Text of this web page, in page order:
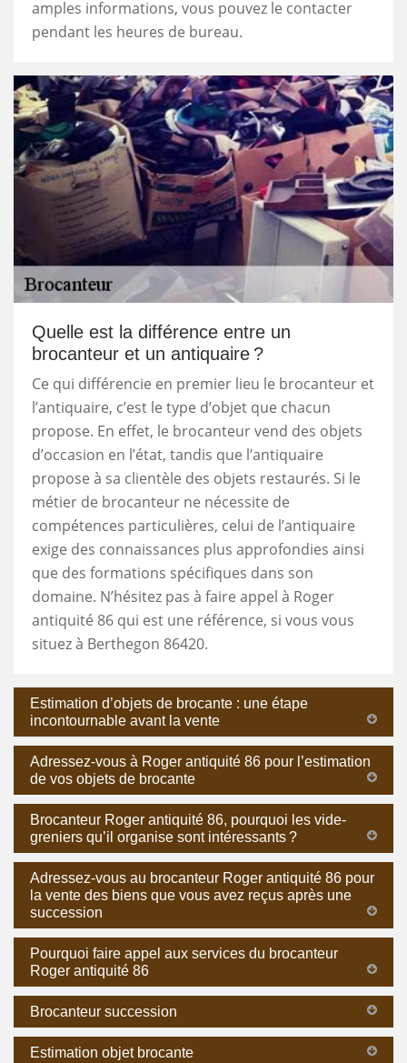
amples informations, vous pouvez le contacter
pendant les heures de bureau.
Quelle est la différence entre un
brocanteur et un antiquaire ?
Ce qui différencie en premier lieu le brocanteur et
l’antiquaire, c’est le type d’objet que chacun
propose. En effet, le brocanteur vend des objets
d’occasion en l’état, tandis que l’antiquaire
propose à sa clientèle des objets restaurés. Si le
métier de brocanteur ne nécessite de
compétences particulières, celui de l’antiquaire
exige des connaissances plus approfondies ainsi
que des formations spécifiques dans son
domaine. N’hésitez pas à faire appel à Roger
antiquité 86 qui est une référence, si vous vous
situez à Berthegon 86420.
Estimation d’objets de brocante : une étape
incontournable avant la vente
Adressez-vous à Roger antiquité 86 pour l’estimation
de vos objets de brocante
Brocanteur Roger antiquité 86, pourquoi les vide-
greniers qu’il organise sont intéressants ?
Adressez-vous au brocanteur Roger antiquité 86 pour
la vente des biens que vous avez reçus après une
succession
Pourquoi faire appel aux services du brocanteur
Roger antiquité 86
Brocanteur succession
Estimation objet brocante